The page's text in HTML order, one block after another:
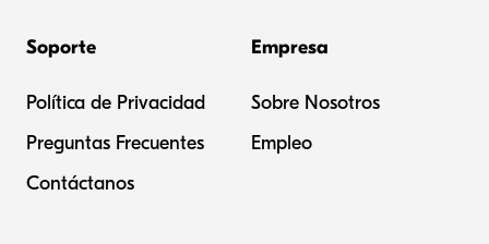
Soporte
Política de Privacidad
Preguntas Frecuentes
Contáctanos
Empresa
Sobre Nosotros
Empleo